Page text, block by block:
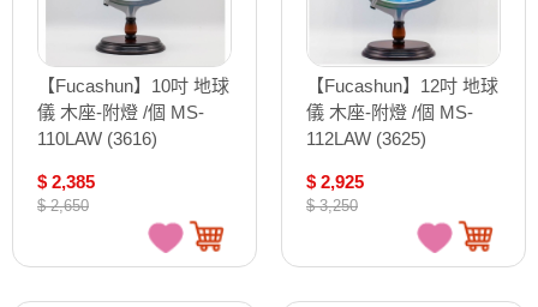
【Fucashun】10吋 地球
儀 木座-附燈 /個 MS-
110LAW (3616)
$ 2,385
$ 2,650
【Fucashun】12吋 地球
儀 木座-附燈 /個 MS-
112LAW (3625)
$ 2,925
$ 3,250